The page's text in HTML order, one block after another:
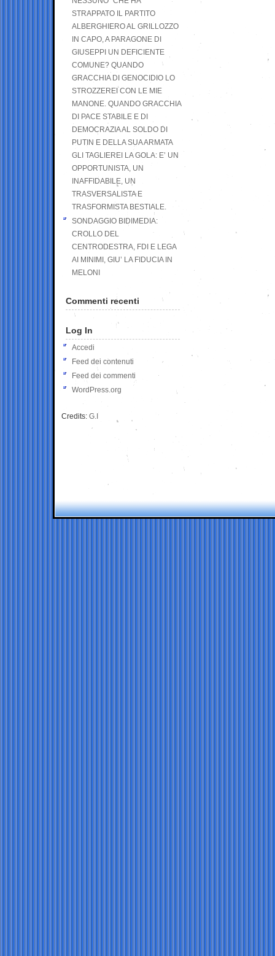
STRAPPATO IL PARTITO
ALBERGHIERO AL GRILLOZZO
IN CAPO, A PARAGONE DI
GIUSEPPI UN DEFICIENTE
COMUNE? QUANDO
GRACCHIA DI GENOCIDIO LO
STROZZEREI CON LE MIE
MANONE. QUANDO GRACCHIA
DI PACE STABILE E DI
DEMOCRAZIA AL SOLDO DI
PUTIN E DELLA SUA ARMATA
GLI TAGLIEREI LA GOLA: E’ UN
OPPORTUNISTA, UN
INAFFIDABILE, UN
TRASVERSALISTA E
TRASFORMISTA BESTIALE.
SONDAGGIO BIDIMEDIA:
CROLLO DEL
CENTRODESTRA, FDI E LEGA
AI MINIMI, GIU’ LA FIDUCIA IN
MELONI
Commenti recenti
Log In
Accedi
Feed dei contenuti
Feed dei commenti
WordPress.org
Credits: G.I